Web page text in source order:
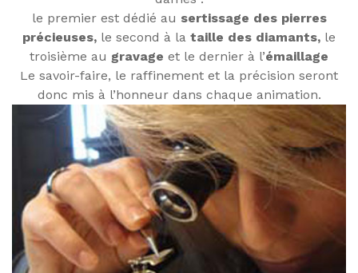
le premier est dédié au sertissage des pierres
précieuses, le second à la taille des diamants, le
troisième au gravage et le dernier à l’émaillage
Le savoir-faire, le raffinement et la précision seront
donc mis à l’honneur dans chaque animation.